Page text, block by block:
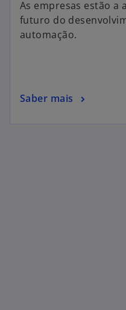
As empresas estão a
futuro do
automação.
Saber mais